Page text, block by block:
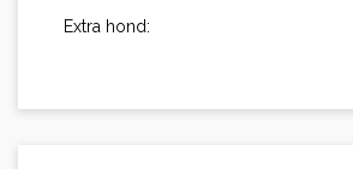
Extra hond: